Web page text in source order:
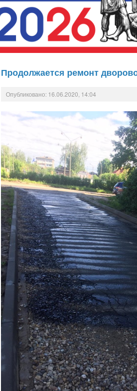
Продолжается ремонт
Опубликовано: 16.06.2020, 14:04